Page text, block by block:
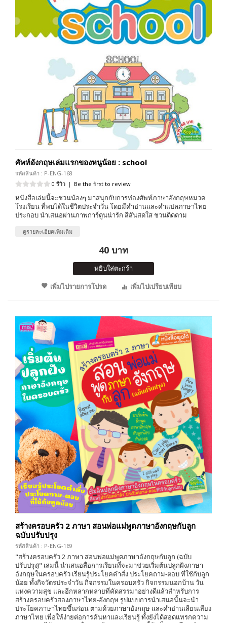
ศัพท์อังกฤษเล่มแรกของหนูน้อย : school
รหัสสินค้า : P-ENG-168
0 รีวิว | Be the first to review
หนังสือเล่มนี้จะชวนน้องๆ มาสนุกกับการท่องศัพท์ภาษาอังกฤษหมวด
โรงเรียน ที่พบได้ในชีวิตประจำวัน โดยมีคำอ่านและคำแปลภาษาไทย
ประกอบ นำเสนอผ่านภาพการ์ตูนน่ารัก สีสันสดใส ชวนติดตาม
ดูรายละเอียดเพิ่มเติม
40 บาท
หยิบใส่ตะกร้า
เพิ่มไปรายการโปรด
เพิ่มไปเปรียบเทียบ
สร้างครอบครัว 2 ภาษา สอนพ่อแม่พูดภาษาอังกฤษกับลูก
ฉบับปรับปรุง
รหัสสินค้า : P-ENG-169
"สร้างครอบครัว 2 ภาษา สอนพ่อแม่พูดภาษาอังกฤษกับลูก (ฉบับ
ปรับปรุง)" เล่มนี้ นำเสนอสื่อการเรียนที่จะมาช่วยเริ่มต้นปลูกฝังภาษา
อังกฤษในครอบครัว เรียนรู้ประโยคคำสั่ง ประโยคถาม-ตอบ ที่ใช้กับลูก
น้อย ทั้งกิจวัตรประจำวัน กิจกรรมในครอบครัว กิจกรรมนอกบ้าน วัน
แห่งความสุข และอีกหลากหลายที่คัดสรรมาอย่างดีแล้วสำหรับการ
สร้างครอบครัวสองภาษาไทย-อังกฤษ รูปแบบการนำเสนอนั้นจะนำ
ประโยคภาษาไทยขึ้นก่อน ตามด้วยภาษาอังกฤษ และคำอ่านเลียนเสียง
ภาษาไทย เพื่อให้ง่ายต่อการค้นหาและเรียนรู้ ทั้งยังได้สอดแทรกความ